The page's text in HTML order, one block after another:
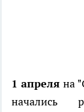
1 апреля на
начались